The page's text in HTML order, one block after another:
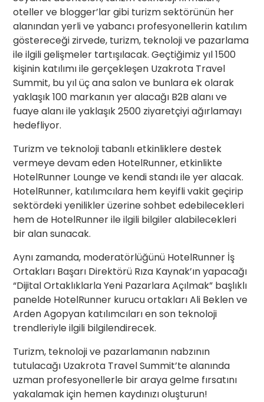
oteller ve blogger’lar gibi turizm sektörünün her
alanından yerli ve yabancı profesyonellerin katılım
göstereceği zirvede, turizm, teknoloji ve pazarlama
ile ilgili gelişmeler tartışılacak. Geçtiğimiz yıl 1500
kişinin katılımı ile gerçekleşen Uzakrota Travel
Summit, bu yıl üç ana salon ve bunlara ek olarak
yaklaşık 100 markanın yer alacağı B2B alanı ve
fuaye alanı ile yaklaşık 2500 ziyaretçiyi ağırlamayı
hedefliyor.
Turizm ve teknoloji tabanlı etkinliklere destek
vermeye devam eden HotelRunner, etkinlikte
HotelRunner Lounge ve kendi standı ile yer alacak.
HotelRunner, katılımcılara hem keyifli vakit geçirip
sektördeki yenilikler üzerine sohbet edebilecekleri
hem de HotelRunner ile ilgili bilgiler alabilecekleri
bir alan sunacak.
Aynı zamanda, moderatörlüğünü HotelRunner İş
Ortakları Başarı Direktörü Rıza Kaynak’ın yapacağı
“Dijital Ortaklıklarla Yeni Pazarlara Açılmak” başlıklı
panelde HotelRunner kurucu ortakları Ali Beklen ve
Arden Agopyan katılımcıları en son teknoloji
trendleriyle ilgili bilgilendirecek.
Turizm, teknoloji ve pazarlamanın nabzının
tutulacağı Uzakrota Travel Summit’te alanında
uzman profesyonellerle bir araya gelme fırsatını
yakalamak için hemen kaydınızı oluşturun!